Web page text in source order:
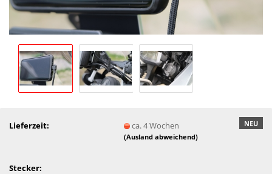
NEU
Lieferzeit: ca. 4 Wochen
(Ausland abweichend)
Stecker: